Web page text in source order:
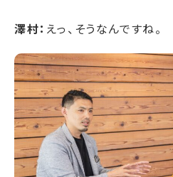
澤村： えっ、そうなんですね。